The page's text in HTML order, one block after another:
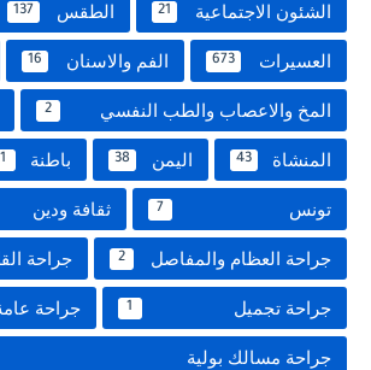
الشئون الاجتماعية 21 الطقس 137
العسيرات 673 الفم والاسنان 16
المخ والاعصاب والطب النفسي 2
المنشاة 43 اليمن 38 باطنة 1
تونس 7 ثقافة ودين
جراحة العظام والمفاصل 2 جراحة
جراحة تجميل 1 جراحة
جراحة مسالك بولية